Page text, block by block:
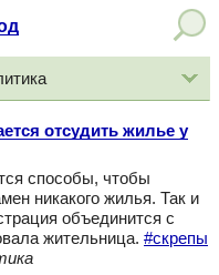
отсудить жилье у
способы, чтобы
никакого жилья. Так и
объединится с
жительница. #скрепы